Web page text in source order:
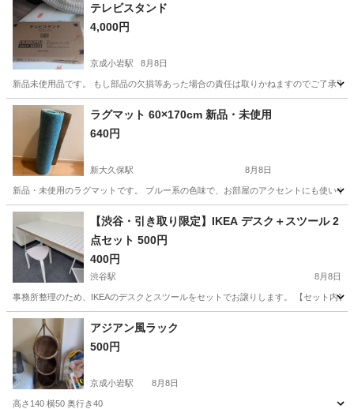
テレビスタンド
4,000円
京成小岩駅 8月8日
新品未使用品です。 もし部品の欠損等あった場合の責任は取りかねますのでご了承下
東京 江戸川区 京成小岩駅
ラグマット 60×170cm 新品・未使用
640円
新大久保駅 8月8日
新品・未使用のラグマットです。 ブルー系の色味で、お部屋のアクセントにも使い
東京 新宿区 新大久保駅 カーペット/マット/ラグ
【渋谷・引き取り限定】IKEA デスク＋スツール 2
点セット 500円
400円
渋谷駅 8月8日
事務所整理のため、IKEAのデスクとスツールをセットでお譲りします。 【セット内
東京 渋谷区 渋谷駅 家具
アジアン風ラック
500円
京成小岩駅 8月8日
高さ140 横50 奥行き40